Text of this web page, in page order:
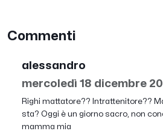
Commenti
alessandro
mercoledì 18 dicembre
Righi mattatore?? Intrattenitore??
sta? Oggi è un giorno sacro, non
mamma mia